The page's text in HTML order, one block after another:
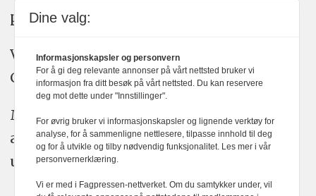
plakatens regler for god presseskikk.
Vi bruker KI-verktøy som ChatGPT,
Claude, og Gemini i journalistikken vår.
Medier24s redaksjon har alltid det fulle
ansvar for publisert innhold, med eller
uten bruk av kunstig intelligens.
Dine valg:
Informasjonskapsler og personvern
For å gi deg relevante annonser på vårt nettsted bruker vi
informasjon fra ditt besøk på vårt nettsted. Du kan reservere
deg mot dette under "Innstillinger".
For øvrig bruker vi informasjonskapsler og lignende verktøy for
analyse, for å sammenligne nettlesere, tilpasse innhold til deg
og for å utvikle og tilby nødvendig funksjonalitet. Les mer i vår
personvernerklæring.
Vi er med i Fagpressen-nettverket. Om du samtykker under, vil